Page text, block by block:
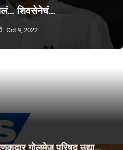
शिवसेनेचं…
Oct 9, 2022
गोलमेज परिषद उद्या…